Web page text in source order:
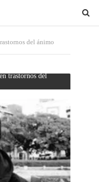
del ánimo
trastornos del